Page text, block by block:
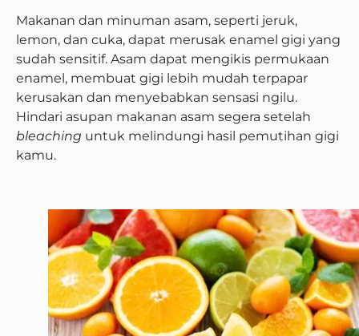
Makanan dan minuman asam, seperti jeruk,
lemon, dan cuka, dapat merusak enamel gigi yang
sudah sensitif. Asam dapat mengikis permukaan
enamel, membuat gigi lebih mudah terpapar
kerusakan dan menyebabkan sensasi ngilu.
Hindari asupan makanan asam segera setelah
bleaching untuk melindungi hasil pemutihan gigi
kamu.